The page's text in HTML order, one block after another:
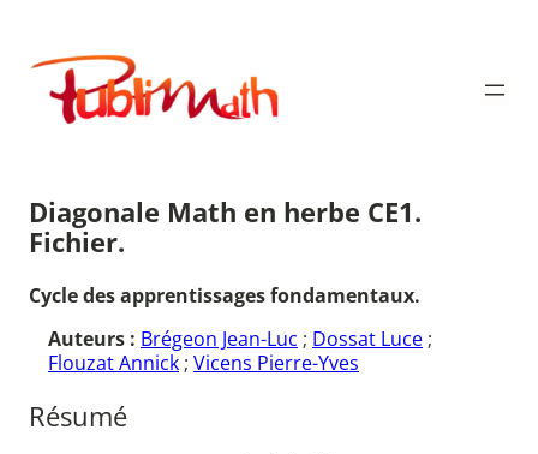
contenu
Publimath
Diagonale Math en herbe CE1.
Fichier.
Cycle des apprentissages fondamentaux.
Auteurs : Brégeon Jean-Luc ; Dossat Luce ;
Flouzat Annick ; Vicens Pierre-Yves
Résumé